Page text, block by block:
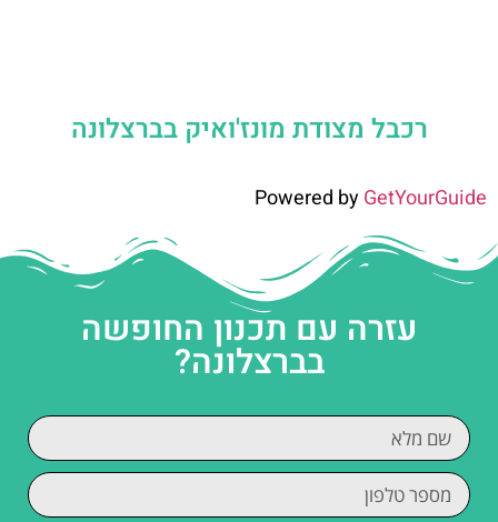
רכבל מצודת מונז'ואיק בברצלונה
Powered byGetYourGuide
עזרה עם תכנון החופשה
בברצלונה?